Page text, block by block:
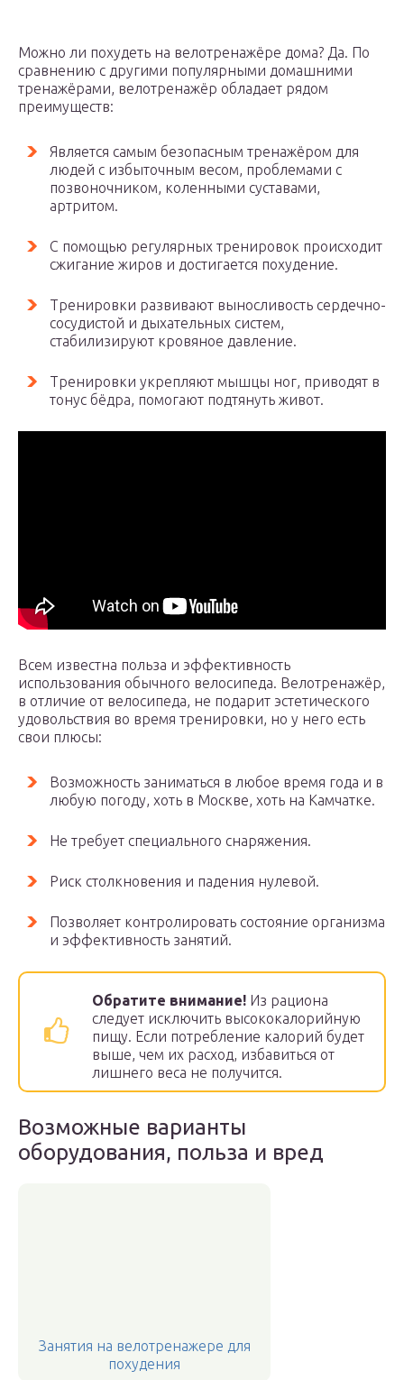
Можно ли похудеть на велотренажёре дома? Да. По
сравнению с другими популярными домашними
тренажёрами, велотренажёр обладает рядом
преимуществ:
Является самым безопасным тренажёром для
людей с избыточным весом, проблемами с
позвоночником, коленными суставами,
артритом.
С помощью регулярных тренировок происходит
сжигание жиров и достигается похудение.
Тренировки развивают выносливость сердечно-
сосудистой и дыхательных систем,
стабилизируют кровяное давление.
Тренировки укрепляют мышцы ног, приводят в
тонус бёдра, помогают подтянуть живот.
Всем известна польза и эффективность
использования обычного велосипеда. Велотренажёр,
в отличие от велосипеда, не подарит эстетического
удовольствия во время тренировки, но у него есть
свои плюсы:
Возможность заниматься в любое время года и в
любую погоду, хоть в Москве, хоть на Камчатке.
Не требует специального снаряжения.
Риск столкновения и падения нулевой.
Позволяет контролировать состояние организма
и эффективность занятий.
Обратите внимание! Из рациона
следует исключить высококалорийную
пищу. Если потребление калорий будет
выше, чем их расход, избавиться от
лишнего веса не получится.
Возможные варианты
оборудования, польза и вред
Занятия на велотренажере для
похудения